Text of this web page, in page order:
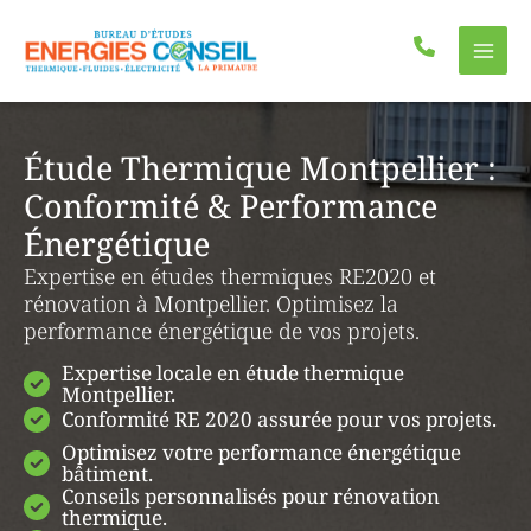
contenu
Étude Thermique Montpellier :
Conformité & Performance
Énergétique
Expertise en études thermiques RE2020 et
rénovation à Montpellier. Optimisez la
performance énergétique de vos projets.
Expertise locale en étude thermique
Montpellier.
Conformité RE 2020 assurée pour vos projets.
Optimisez votre performance énergétique
bâtiment.
Conseils personnalisés pour rénovation
thermique.